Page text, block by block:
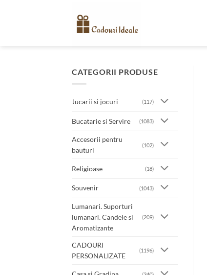
CATEGORII PRODUSE
Jucarii si jocuri (117)
Bucatarie si Servire (1083)
Accesorii pentru
bauturi
(102)
Religioase (18)
Souvenir (1043)
Lumanari. Suporturi
lumanari. Candele si
Aromatizante
(209)
CADOURI
PERSONALIZATE
(1196)